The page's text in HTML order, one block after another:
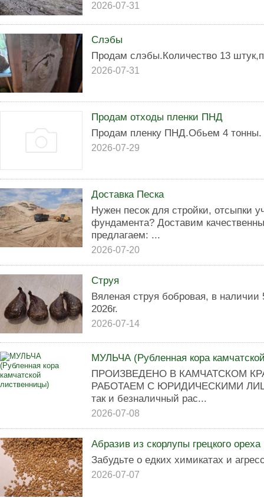
2026-07-31
Слэбы
Продам слэбы.Количество 13
2026-07-31
Продам отходы пленки ПНД
Продам пленку ПНД.Обьем 4 тонны.
2026-07-29
Доставка Песка
Нужен песок для стройки, отсыпки
фундамента? Доставим
предлагаем: ...
2026-07-20
Струя
Вяленая струя бобровая, в
2026г.
2026-07-14
МУЛЬЧА (Рубленная кора
ПРОИЗВЕДЕНО В КАМЧАТСКОМ
РАБОТАЕМ С ЮРИДИЧЕСКИМИ
так и безналичный рас...
2026-07-08
Абразив из скорлупы грецкого ореха
Забудьте о едких химикатах и
2026-07-07